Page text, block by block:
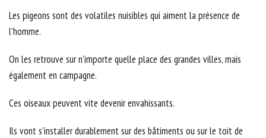
Les pigeons sont des volatiles nuisibles qui aiment la présence de
l’homme.
On les retrouve sur n’importe quelle place des grandes villes, mais
également en campagne.
Ces oiseaux peuvent vite devenir envahissants.
Ils vont s’installer durablement sur des bâtiments ou sur le toit de